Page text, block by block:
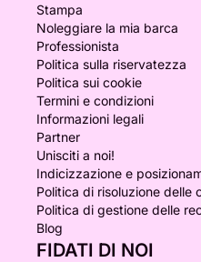
Stampa
Noleggiare la mia barca
Professionista
Politica sulla riservatezza
Politica sui cookie
Termini e condizioni
Informazioni legali
Partner
Unisciti a noi!
Indicizzazione e
Politica di risoluzione delle
Politica di gestione delle
Blog
FIDATI DI NOI